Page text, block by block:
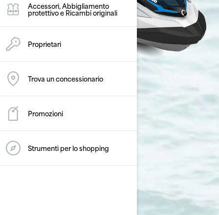
Accessori, Abbigliamento
protettivo e Ricambi originali
Proprietari
Trova un concessionario
Promozioni
Strumenti per lo shopping